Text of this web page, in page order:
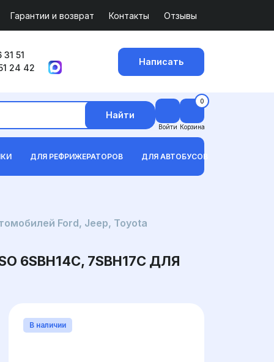
Гарантии и возврат Контакты Отзывы
51
24 42
Написать
Найти
Войти
0
Корзина
ДЛЯ РЕФРИЖЕРАТОРОВ ДЛЯ АВТОБУСОВ
Ford, Jeep, Toyota
7SBH17C ДЛЯ
В наличии